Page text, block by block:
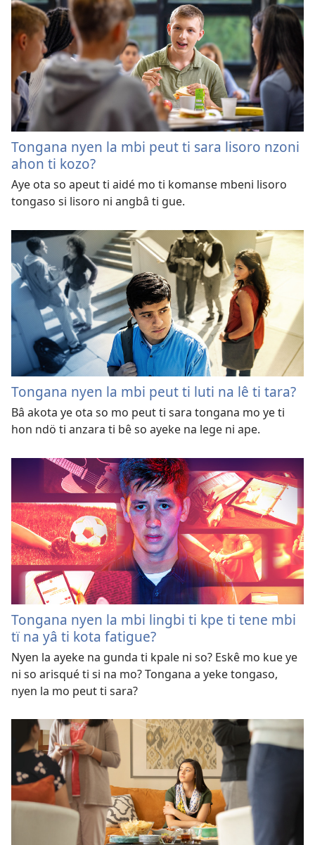
Tongana nyen la mbi peut ti sara lisoro nzoni
ahon ti kozo?
Aye ota so apeut ti aidé mo ti komanse mbeni lisoro
tongaso si lisoro ni angbâ ti gue.
Tongana nyen la mbi peut ti luti na lê ti tara?
Bâ akota ye ota so mo peut ti sara tongana mo ye ti
hon ndö ti anzara ti bê so ayeke na lege ni ape.
Tongana nyen la mbi lingbi ti kpe ti tene mbi
tï na yâ ti kota fatigue?
Nyen la ayeke na gunda ti kpale ni so? Eskê mo kue ye
ni so arisqué ti si na mo? Tongana a yeke tongaso,
nyen la mo peut ti sara?